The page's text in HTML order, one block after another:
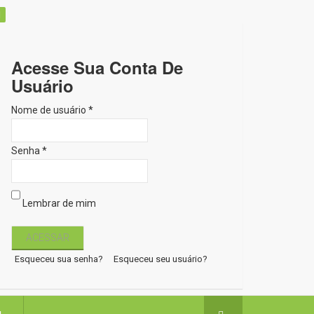
Acesse Sua Conta De
Usuário
Nome de usuário *
Senha *
Lembrar de mim
Esqueceu sua senha? Esqueceu seu usuário?